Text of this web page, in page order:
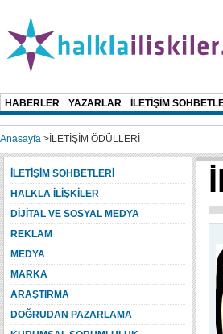
HABERLER YAZARLAR İLETİŞİM
Anasayfa > İLETİŞİM ÖDÜLLERİ
İLETİŞİM SOHBETLERİ
HALKLA İLİŞKİLER
DİJİTAL VE SOSYAL MEDYA
REKLAM
MEDYA
MARKA
ARAŞTIRMA
DOĞRUDAN PAZARLAMA